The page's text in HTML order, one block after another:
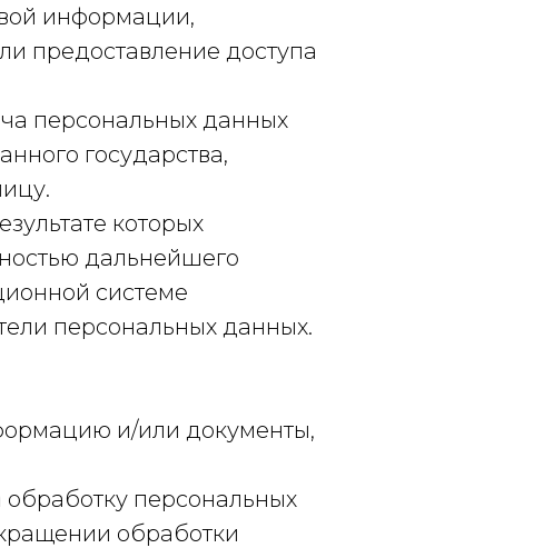
информации,
предоставление доступа
персональных данных
государства,
которых
дальнейшего
системе
персональных данных.
и/или документы,
персональных
обработки